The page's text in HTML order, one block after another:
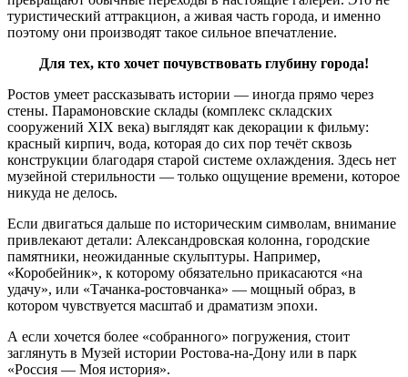
туристический аттракцион, а живая часть города, и именно
поэтому они производят такое сильное впечатление.
Для тех, кто хочет почувствовать глубину города!
Ростов умеет рассказывать истории — иногда прямо через
стены. Парамоновские склады (комплекс складских
сооружений XIX века) выглядят как декорации к фильму:
красный кирпич, вода, которая до сих пор течёт сквозь
конструкции благодаря старой системе охлаждения. Здесь нет
музейной стерильности — только ощущение времени, которое
никуда не делось.
Если двигаться дальше по историческим символам, внимание
привлекают детали: Александровская колонна, городские
памятники, неожиданные скульптуры. Например,
«Коробейник», к которому обязательно прикасаются «на
удачу», или «Тачанка-ростовчанка» — мощный образ, в
котором чувствуется масштаб и драматизм эпохи.
А если хочется более «собранного» погружения, стоит
заглянуть в Музей истории Ростова-на-Дону или в парк
«Россия — Моя история».